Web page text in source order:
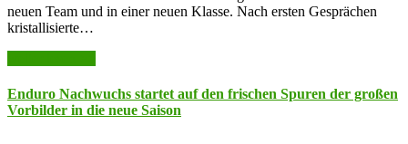
neuen Team und in einer neuen Klasse. Nach ersten Gesprächen
kristallisierte…
Enduro Nachwuchs startet auf den frischen Spuren der großen
Vorbilder in die neue Saison